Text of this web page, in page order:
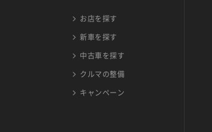
お店を探す
新車を探す
中古車を探す
クルマの整備
キャンペーン